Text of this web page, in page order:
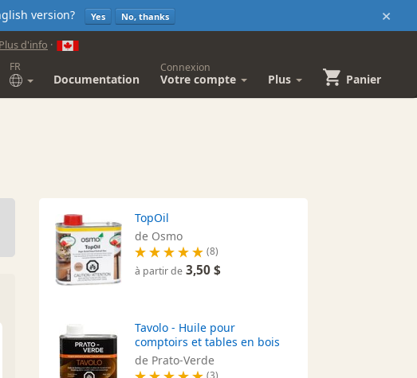
×
version? Yes No, thanks
Plus d'info ·
FR
Documentation
Connexion
Votre compte Plus Panier
TopOil
de Osmo
(8)
à partir de 3,50 $
Tavolo - Huile pour
comptoirs et tables en bois
de Prato-Verde
(3)